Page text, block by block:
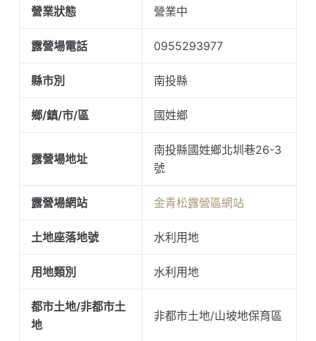
營業狀態 營業中
露營場電話 0955293977
縣市別 南投縣
鄉/鎮/市/區 國姓鄉
露營場地址
南投縣國姓鄉北圳巷26-3
號
露營場網站 金青松露營區網站
土地座落地號 水利用地
用地類別 水利用地
都市土地/非都市土
地
非都市土地/山坡地保育區